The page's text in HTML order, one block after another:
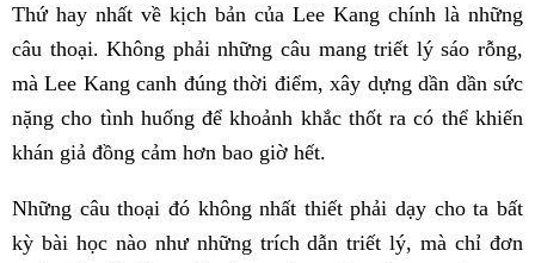
Thứ hay nhất về kịch bản của Lee Kang chính là những
câu thoại. Không phải những câu mang triết lý sáo rỗng,
mà Lee Kang canh đúng thời điểm, xây dựng dần dần sức
nặng cho tình huống để khoảnh khắc thốt ra có thể khiến
khán giả đồng cảm hơn bao giờ hết.
Những câu thoại đó không nhất thiết phải dạy cho ta bất
kỳ bài học nào như những trích dẫn triết lý, mà chỉ đơn